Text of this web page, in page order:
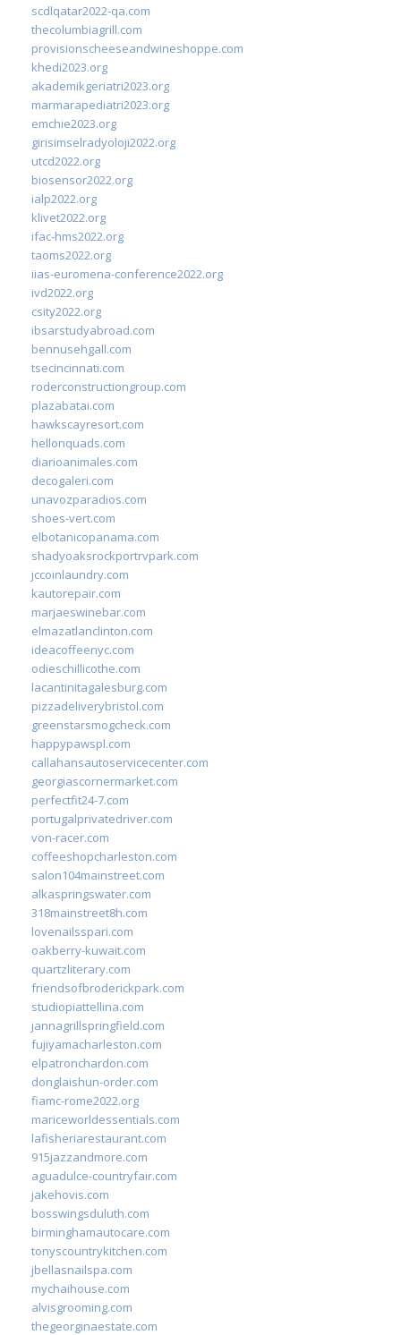
scdlqatar2022-qa.com
thecolumbiagrill.com
provisionscheeseandwineshoppe.com
khedi2023.org
akademikgeriatri2023.org
marmarapediatri2023.org
emchie2023.org
girisimselradyoloji2022.org
utcd2022.org
biosensor2022.org
ialp2022.org
klivet2022.org
ifac-hms2022.org
taoms2022.org
iias-euromena-conference2022.org
ivd2022.org
csity2022.org
ibsarstudyabroad.com
bennusehgall.com
tsecincinnati.com
roderconstructiongroup.com
plazabatai.com
hawkscayresort.com
hellonquads.com
diarioanimales.com
decogaleri.com
unavozparadios.com
shoes-vert.com
elbotanicopanama.com
shadyoaksrockportrvpark.com
jccoinlaundry.com
kautorepair.com
marjaeswinebar.com
elmazatlanclinton.com
ideacoffeenyc.com
odieschillicothe.com
lacantinitagalesburg.com
pizzadeliverybristol.com
greenstarsmogcheck.com
happypawspl.com
callahansautoservicecenter.com
georgiascornermarket.com
perfectfit24-7.com
portugalprivatedriver.com
von-racer.com
coffeeshopcharleston.com
salon104mainstreet.com
alkaspringswater.com
318mainstreet8h.com
lovenailsspari.com
oakberry-kuwait.com
quartzliterary.com
friendsofbroderickpark.com
studiopiattellina.com
jannagrillspringfield.com
fujiyamacharleston.com
elpatronchardon.com
donglaishun-order.com
fiamc-rome2022.org
mariceworldessentials.com
lafisheriarestaurant.com
915jazzandmore.com
aguadulce-countryfair.com
jakehovis.com
bosswingsduluth.com
birminghamautocare.com
tonyscountrykitchen.com
jbellasnailspa.com
mychaihouse.com
alvisgrooming.com
thegeorginaestate.com